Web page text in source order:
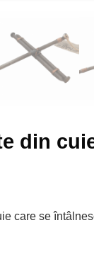
din
care se